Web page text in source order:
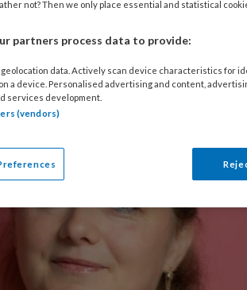
de kinderen fijn, maar ook
not? Then we only place essential and statistical
partners process data to provide:
data. Actively scan device characteristics for
a device. Personalised advertising and content,
services development.
(vendors)